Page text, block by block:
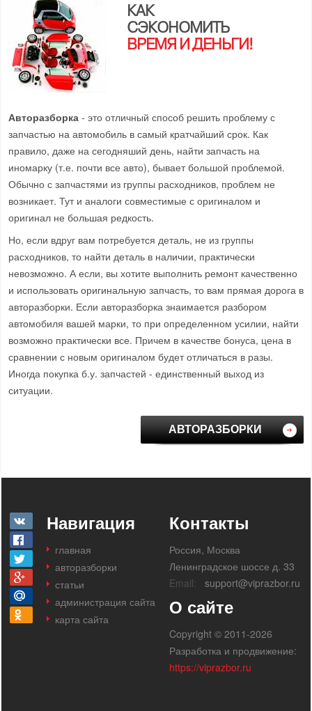
КАК
СЭКОНОМИТЬ
ВРЕМЯ И ДЕНЬГИ!
Авторазборка - это отличный способ решить проблему с
запчастью на автомобиль в самый кратчайший срок. Как
правило, даже на сегодняший день, найти запчасть на
иномарку (т.е. почти все авто), бывает большой проблемой.
Обычно с запчастями из группы расходников, проблем не
возникает. Тут и аналоги совместимые с оригиналом и
оригинал не большая редкость.
Но, если вдруг вам потребуется деталь, не из группы
расходников, то найти деталь в наличии, практически
невозможно. А если, вы хотите выполнить ремонт качественно
и использовать оригинальную запчасть, то вам прямая дорога в
авторазборки. Если авторазборка знаимается разбором
автомобиля вашей марки, то при определенном усилии, найти
возможно практически все. Причем в качестве бонуса, цена в
сравнении с новым оригиналом будет отличаться в разы.
Иногда покупка б.у. запчастей - единственный выход из
ситуации.
АВТОРАЗБОРКИ
Навигация
главная
авторазборки
статьи
администрация сайта
карта сайта
Контакты
Россия, Москва
Ленинградское шоссе д. 33
Email:
support@viprazbor.ru
О сайте
Copyright © 2011-2026
Разработка и продвижение:
https://viprazbor.ru